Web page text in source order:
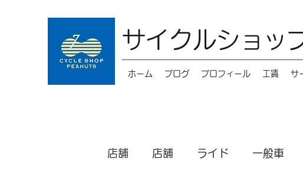
サイクルショ
ホーム ブログ プロフィール 工賃 サ
店舗 店舗 ライド 一般車